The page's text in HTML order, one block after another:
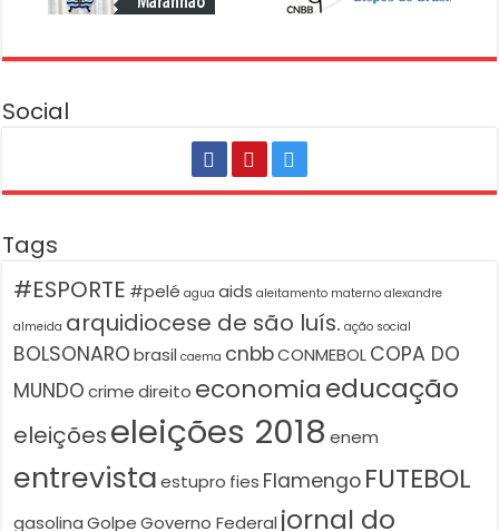
Social
Tags
#ESPORTE #pelé agua aids aleitamento materno alexandre
almeida arquidiocese de são luís. ação social
BOLSONARO brasil caema cnbbCONMEBOLCOPA DO
MUNDO crime direito economiaeducação
eleiçõeseleições 2018 enem
entrevista estupro fies Flamengo FUTEBOL
gasolina Golpe Governo Federal jornal do